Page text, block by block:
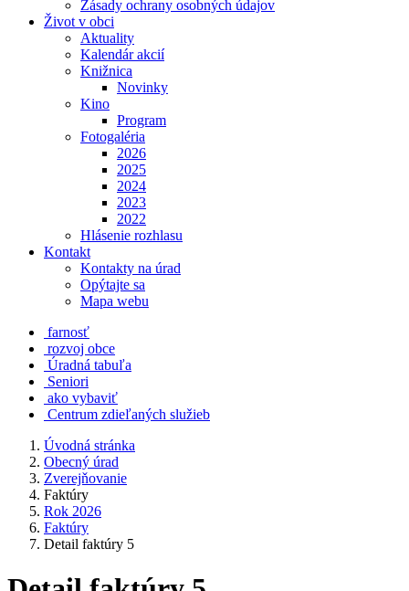
Zásady ochrany osobných údajov
Život v obci
Aktuality
Kalendár akcií
Knižnica
Novinky
Kino
Program
Fotogaléria
2026
2025
2024
2023
2022
Hlásenie rozhlasu
Kontakt
Kontakty na úrad
Opýtajte sa
Mapa webu
farnosť
rozvoj obce
Úradná tabuľa
Seniori
ako vybaviť
Centrum zdieľaných služieb
Úvodná stránka
Obecný úrad
Zverejňovanie
Faktúry
Rok 2026
Faktúry
Detail faktúry 5